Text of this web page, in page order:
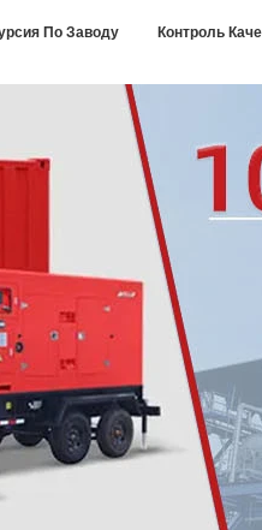
По Заводу Контроль